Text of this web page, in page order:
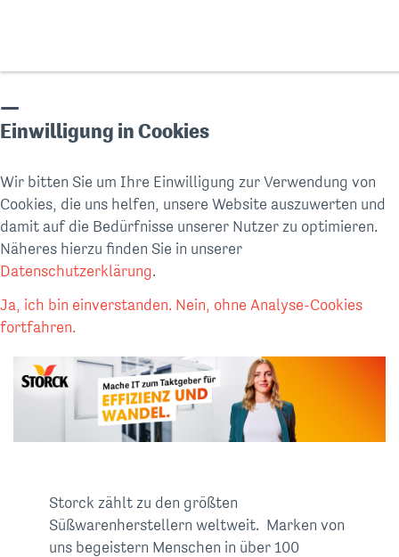
Einwilligung in Cookies
Wir bitten Sie um Ihre Einwilligung zur Verwendung von
Cookies, die uns helfen, unsere Website auszuwerten und
damit auf die Bedürfnisse unserer Nutzer zu optimieren.
Näheres hierzu finden Sie in unserer
Datenschutzerklärung.
Ja, ich bin einverstanden. Nein, ohne Analyse-Cookies
fortfahren.
Storck zählt zu den größten
Süßwarenherstellern weltweit. Marken von
uns begeistern Menschen in über 100